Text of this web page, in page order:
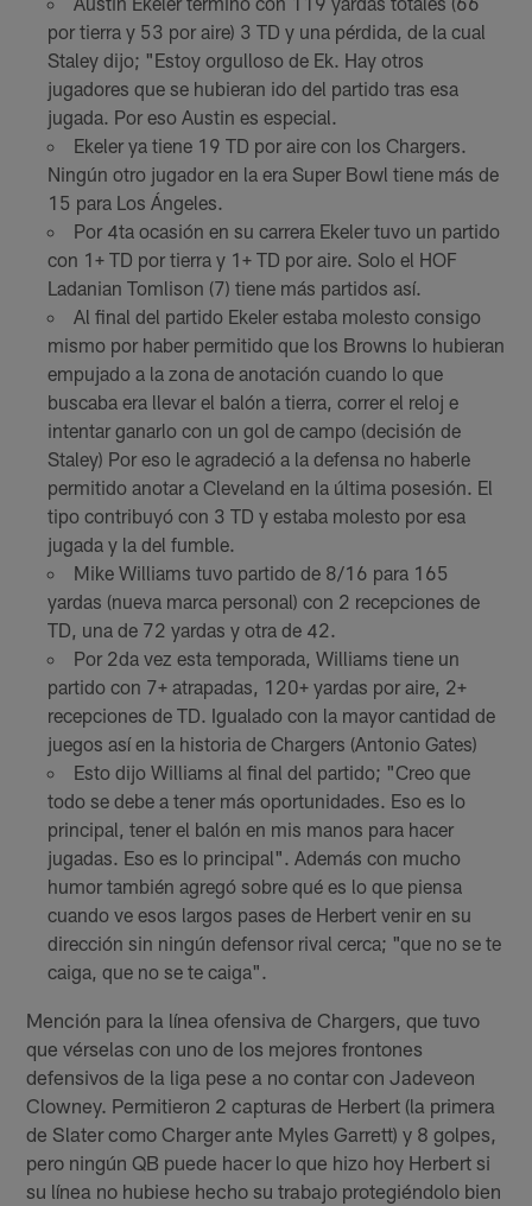
por tierra y 53 por aire) 3 TD y una pérdida, de la cual
Staley dijo; "Estoy orgulloso de Ek. Hay otros
jugadores que se hubieran ido del partido tras esa
jugada. Por eso Austin es especial.
Ekeler ya tiene 19 TD por aire con los Chargers.
Ningún otro jugador en la era Super Bowl tiene más de
15 para Los Ángeles.
Por 4ta ocasión en su carrera Ekeler tuvo un partido
con 1+ TD por tierra y 1+ TD por aire. Solo el HOF
Ladanian Tomlison (7) tiene más partidos así.
Al final del partido Ekeler estaba molesto consigo
mismo por haber permitido que los Browns lo hubieran
empujado a la zona de anotación cuando lo que
buscaba era llevar el balón a tierra, correr el reloj e
intentar ganarlo con un gol de campo (decisión de
Staley) Por eso le agradeció a la defensa no haberle
permitido anotar a Cleveland en la última posesión. El
tipo contribuyó con 3 TD y estaba molesto por esa
jugada y la del fumble.
Mike Williams tuvo partido de 8/16 para 165
yardas (nueva marca personal) con 2 recepciones de
TD, una de 72 yardas y otra de 42.
Por 2da vez esta temporada, Williams tiene un
partido con 7+ atrapadas, 120+ yardas por aire, 2+
recepciones de TD. Igualado con la mayor cantidad de
juegos así en la historia de Chargers (Antonio Gates)
Esto dijo Williams al final del partido; "Creo que
todo se debe a tener más oportunidades. Eso es lo
principal, tener el balón en mis manos para hacer
jugadas. Eso es lo principal". Además con mucho
humor también agregó sobre qué es lo que piensa
cuando ve esos largos pases de Herbert venir en su
dirección sin ningún defensor rival cerca; "que no se te
caiga, que no se te caiga".
Mención para la línea ofensiva de Chargers, que tuvo
que vérselas con uno de los mejores frontones
defensivos de la liga pese a no contar con Jadeveon
Clowney. Permitieron 2 capturas de Herbert (la primera
de Slater como Charger ante Myles Garrett) y 8 golpes,
pero ningún QB puede hacer lo que hizo hoy Herbert si
su línea no hubiese hecho su trabajo protegiéndolo bien